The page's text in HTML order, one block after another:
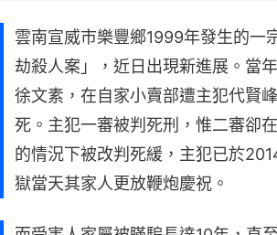
雲南宣威市樂豐鄉1999年發生的一
劫殺人案」，近日出現新進展。當
徐文素，在自家小賣部遭主犯代賢
死。主犯一審被判死刑，惟二審卻
的情況下被改判死緩，主犯已於
獄當天其家人更放鞭炮慶祝。